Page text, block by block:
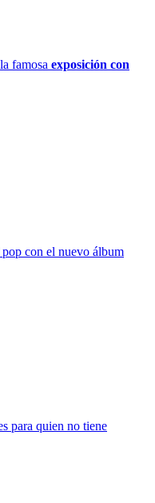
famosa exposición con
con el nuevo álbum
para quien no tiene